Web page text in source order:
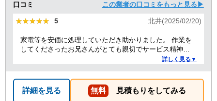
口コミ この業者の口コミをもっと見る▶
★★★★★
★★★★★ 5 北井(2025/02/20)
家電等を安価に処理していただき助かりました。 作業を
してくださったお兄さんがとても親切でサービス精神溢
詳しく見る▼
詳細を見る 無料 見積もりをしてみる